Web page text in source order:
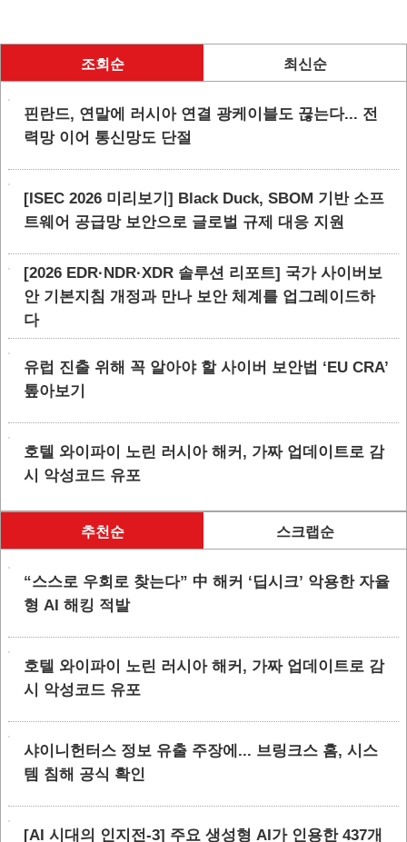
조회순 최신순
핀란드, 연말에 러시아 연결 광케이블도 끊는다... 전
력망 이어 통신망도 단절
[ISEC 2026 미리보기] Black Duck, SBOM 기반 소프
트웨어 공급망 보안으로 글로벌 규제 대응 지원
[2026 EDR·NDR·XDR 솔루션 리포트] 국가 사이버보
안 기본지침 개정과 만나 보안 체계를 업그레이드하
다
유럽 진출 위해 꼭 알아야 할 사이버 보안법 ‘EU CRA’
톺아보기
호텔 와이파이 노린 러시아 해커, 가짜 업데이트로 감
시 악성코드 유포
추천순 스크랩순
“스스로 우회로 찾는다” 中 해커 ‘딥시크’ 악용한 자율
형 AI 해킹 적발
호텔 와이파이 노린 러시아 해커, 가짜 업데이트로 감
시 악성코드 유포
샤이니헌터스 정보 유출 주장에... 브링크스 홈, 시스
템 침해 공식 확인
[AI 시대의 인지전-3] 주요 생성형 AI가 인용한 437개